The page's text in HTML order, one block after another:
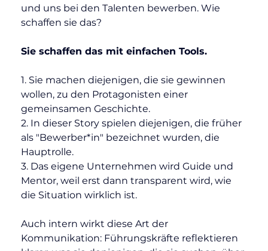
und uns bei den Talenten bewerben. Wie
schaffen sie das?
Sie schaffen das mit einfachen Tools.
1. Sie machen diejenigen, die sie gewinnen
wollen, zu den Protagonisten einer
gemeinsamen Geschichte.
2. In dieser Story spielen diejenigen, die früher
als "Bewerber*in" bezeichnet wurden, die
Hauptrolle.
3. Das eigene Unternehmen wird Guide und
Mentor, weil erst dann transparent wird, wie
die Situation wirklich ist.
Auch intern wirkt diese Art der
Kommunikation: Führungskräfte reflektieren